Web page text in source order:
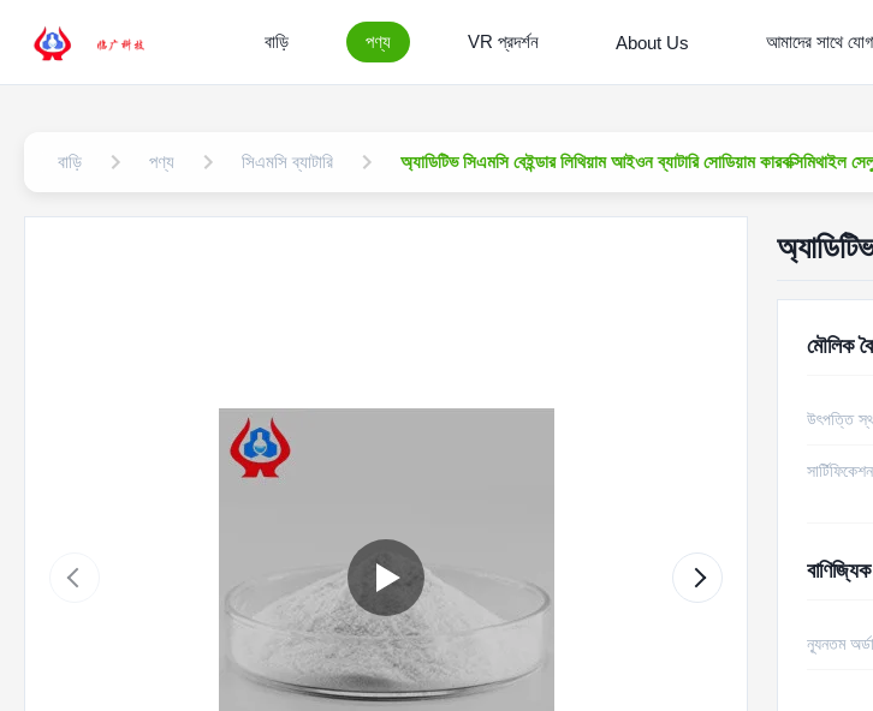
বাড়ি পণ্য VR প্রদর্শন About Us আমাদের সাথে
বাড়ি পণ্য সিএমসি ব্যাটারি অ্যাডিটিভ সিএমসি বেইন্ডার লিথিয়াম আইওন ব্যাটারি সোডিয়াম কারবক্সিমিথাইল
মৌলিক
উৎপত্তি
ন্যূনতম